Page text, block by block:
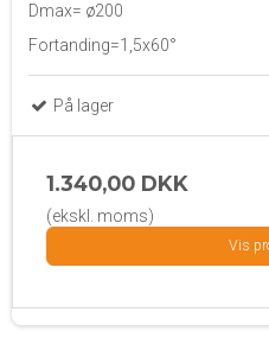
Dmax= ø200
Fortanding=1,5x60°
På lager
1.340,00 DKK
(ekskl. moms)
Vis